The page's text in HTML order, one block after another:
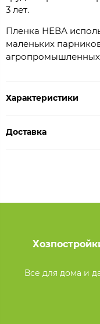
3 лет.
Пленка НЕВА
маленьких
агропромышленных
Характеристики
Доставка
Все для дома и